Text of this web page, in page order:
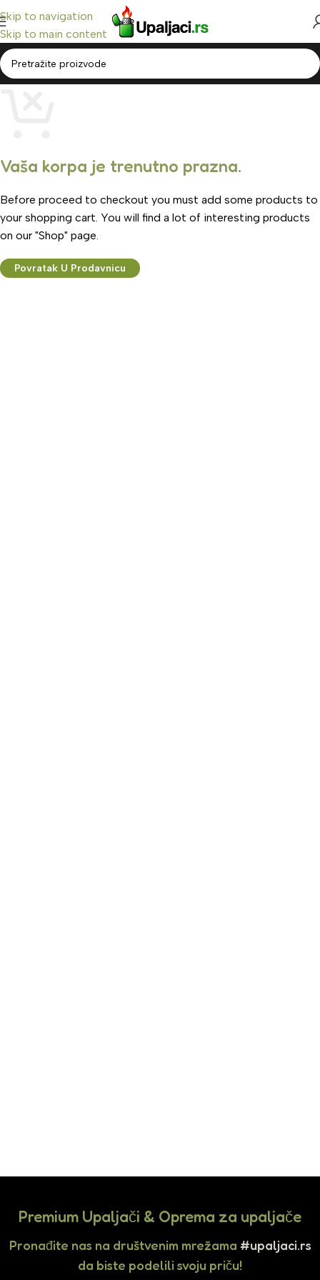
Skip to navigation
Skip to main content
Vaša korpa je trenutno prazna.
Before proceed to checkout you must add some products to
your shopping cart. You will find a lot of interesting products
on our "Shop" page.
Povratak U Prodavnicu
Premium Upaljači & Oprema za upaljače
Pronađite nas na društvenim mrežama #upaljaci.rs
da biste podelili svoju priču!